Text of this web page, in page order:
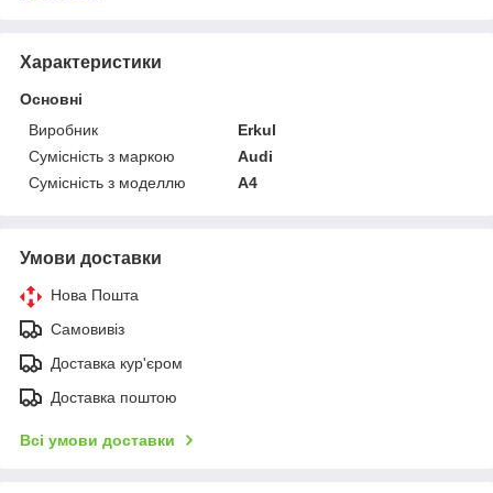
Характеристики
Основні
Виробник
Erkul
Сумісність з маркою
Audi
Сумісність з моделлю
A4
Умови доставки
Нова Пошта
Самовивіз
Доставка кур'єром
Доставка поштою
Всі умови доставки